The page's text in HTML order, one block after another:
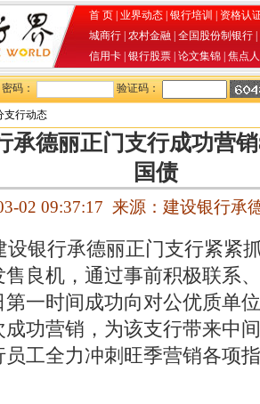
首 页 业界动态 银行培训
资格认
城商行 农村金融 全国股份制银行
信用卡 银行股票 论文集锦 焦点
密码： 验证码：
支行动态
承德丽正门支行成功营
国债
02 09:37:17 来源：建设银行承
银行承德丽正门支行紧紧
良机，通过事前积极联系
第一时间成功向对公优质单
功营销，为该支行带来中
工全力冲刺旺季营销各项